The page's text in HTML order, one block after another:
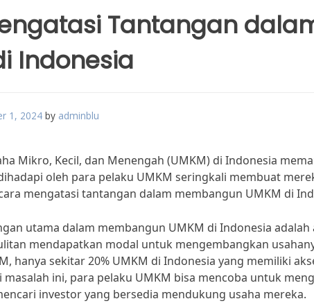
Tantangan
Indonesia
1, 2024 by adminblu
Mikro, Kecil, dan Menengah (UMKM) di Indonesia
oleh para pelaku UMKM seringkali membuat
mengatasi tantangan dalam membangun UMKM di
utama dalam membangun UMKM di Indonesia adalah
mendapatkan modal untuk mengembangkan
hanya sekitar 20% UMKM di Indonesia yang memiliki
ini, para pelaku UMKM bisa mencoba untuk
investor yang bersedia mendukung usaha mereka.